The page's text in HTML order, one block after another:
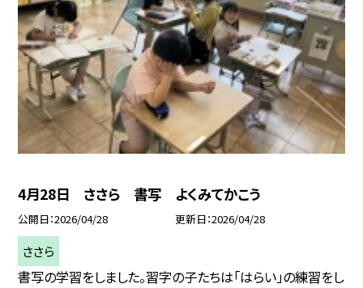
4月28日 ささら 書写 よくみてかこう
公開日 2026/04/28 更新日 2026/04/28
ささら
書写の学習をしました。習字の子たちは「はらい」の練習をし